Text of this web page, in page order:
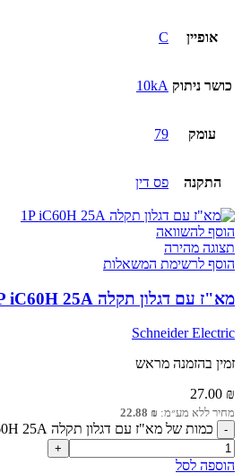
אופיין C
כושר ניתוק 10kA
עומק 79
התקנה פס דין
הוסף להשוואה
תצוגה מהירה
הוסף לרשימת המשאלות
מא"ז עם דגלון תקלה 1P iC60H 25A
Schneider Electric
זמין בהזמנה מראש
27.00 ₪
מחיר ללא מע״מ: 22.88 ₪
כמות של מא"ז עם דגלון תקלה 1P iC60H 25A
הוספה לסל